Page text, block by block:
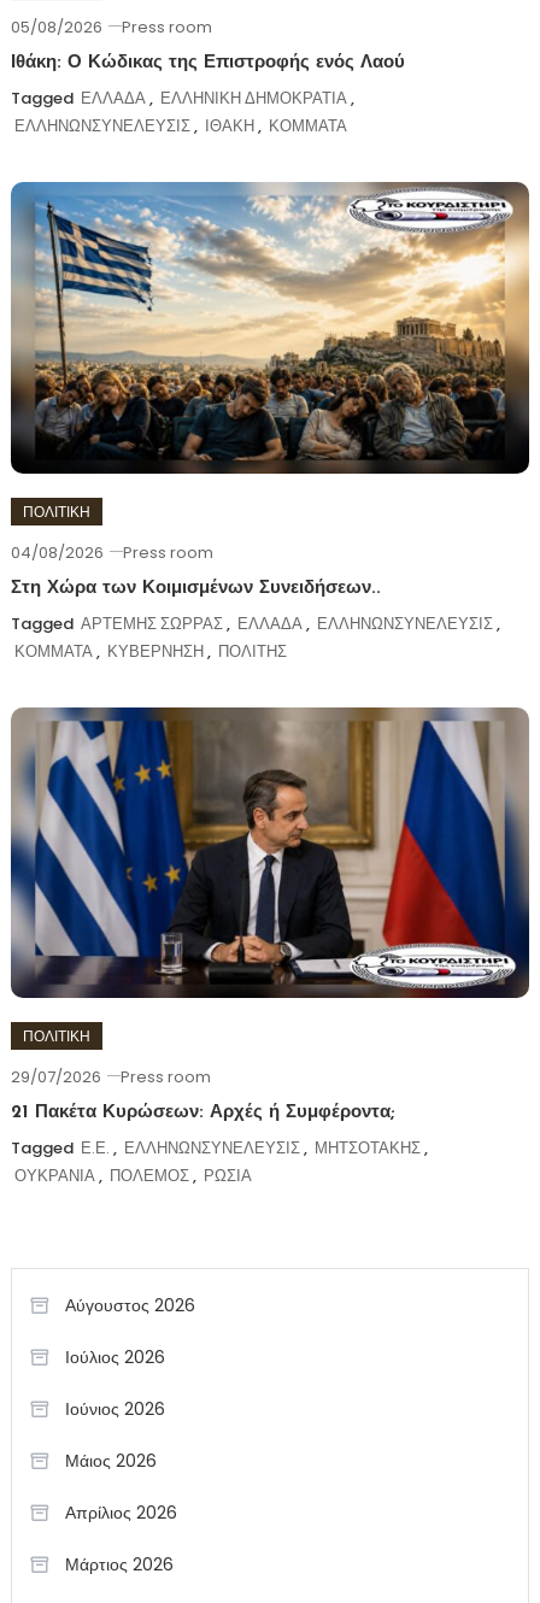
05/08/2026 Press room
Ιθάκη: Ο Κώδικας της Επιστροφής ενός Λαού
Tagged ΕΛΛΑΔΑ, ΕΛΛΗΝΙΚΗ ΔΗΜΟΚΡΑΤΙΑ,
ΕΛΛΗΝΩΝΣΥΝΕΛΕΥΣΙΣ, ΙΘΑΚΗ, ΚΟΜΜΑΤΑ
ΠΟΛΙΤΙΚΗ
04/08/2026 Press room
Στη Χώρα των Κοιμισμένων Συνειδήσεων..
Tagged ΑΡΤΕΜΗΣ ΣΩΡΡΑΣ, ΕΛΛΑΔΑ, ΕΛΛΗΝΩΝΣΥΝΕΛΕΥΣΙΣ,
ΚΟΜΜΑΤΑ, ΚΥΒΕΡΝΗΣΗ, ΠΟΛΙΤΗΣ
ΠΟΛΙΤΙΚΗ
29/07/2026 Press room
21 Πακέτα Κυρώσεων: Αρχές ή Συμφέροντα;
Tagged Ε.Ε. , ΕΛΛΗΝΩΝΣΥΝΕΛΕΥΣΙΣ, ΜΗΤΣΟΤΑΚΗΣ,
ΟΥΚΡΑΝΙΑ, ΠΟΛΕΜΟΣ, ΡΩΣΙΑ
Αύγουστος 2026
Ιούλιος 2026
Ιούνιος 2026
Μάιος 2026
Απρίλιος 2026
Μάρτιος 2026